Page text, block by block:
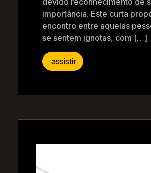
devido reconhecimento de
importância. Este curta
encontro entre aquelas
se sentem ignotas, com […]
assistir